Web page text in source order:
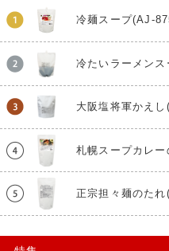
冷麺スープ(AJ-
冷たいラーメン
大阪塩将軍かえ
札幌スープカレ
正宗担々麺のた